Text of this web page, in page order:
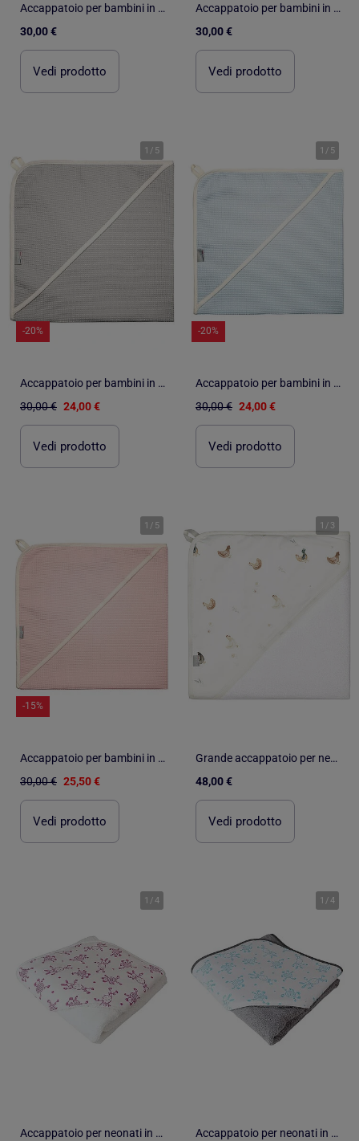
Accappatoio per bambini in cotone a nido d'ape | SEVIRA KIDS
30,00 €
Vedi prodotto
Accappatoio per bambini in cotone a nido d'ape | SEVIRA KIDS
30,00 €
Vedi prodotto
1 / 5
-20%
Accappatoio per bambini in cotone a nido d'ape | SEVIRA KIDS
30,00 € 24,00 €
Vedi prodotto
1 / 5
-20%
Accappatoio per bambini in cotone a nido d'ape | SEVIRA KIDS
30,00 € 24,00 €
Vedi prodotto
1 / 5
-15%
Accappatoio per bambini in cotone a nido d'ape | SEVIRA KIDS
30,00 € 25,50 €
Vedi prodotto
1 / 3
Grande accappatoio per neonato in cotone e bambù | SEVIRA KIDS
48,00 €
Vedi prodotto
1 /4
Accappatoio per neonati in spugna di cotone TOURNICOQUIN
1 /4
Accappatoio per neonati in spugna di cotone TOURNICOQUIN